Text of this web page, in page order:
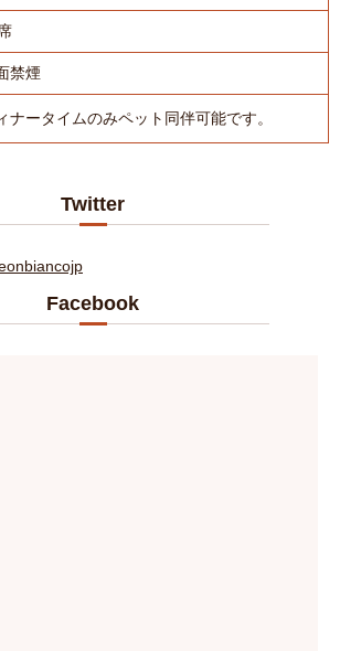
禁煙
ナータイムのみペット同伴可能です。
Twitter
Facebook